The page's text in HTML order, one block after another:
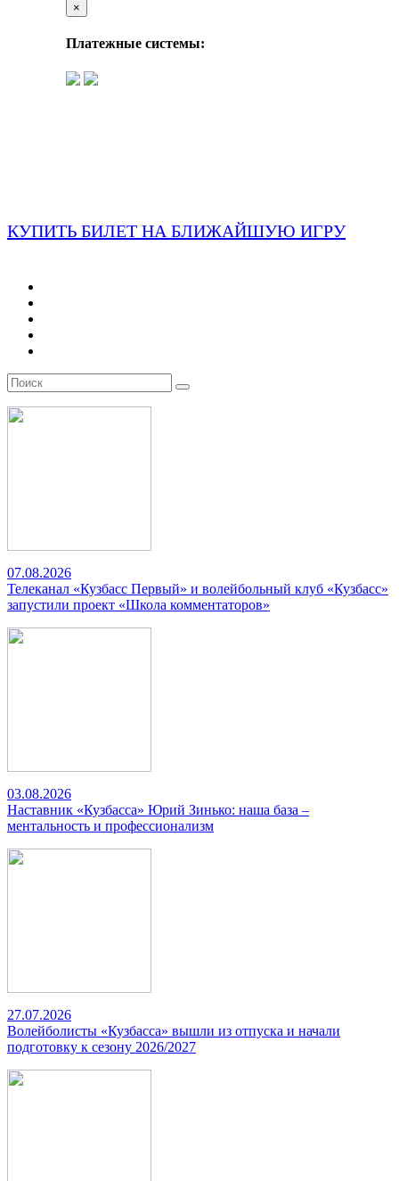
×
Платежные системы:
КУПИТЬ БИЛЕТ НА БЛИЖАЙШУЮ ИГРУ
07.08.2026
Телеканал «Кузбасс Первый» и волейбольный клуб «Кузбасс»
запустили проект «Школа комментаторов»
03.08.2026
Наставник «Кузбасса» Юрий Зинько: наша база –
ментальность и профессионализм
27.07.2026
Волейболисты «Кузбасса» вышли из отпуска и начали
подготовку к сезону 2026/2027